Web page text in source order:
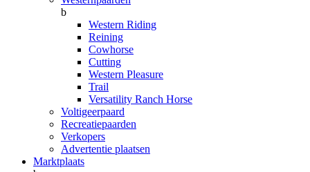
b
Western Riding
Reining
Cowhorse
Cutting
Western Pleasure
Trail
Versatility Ranch Horse
Voltigeerpaard
Recreatiepaarden
Verkopers
Advertentie plaatsen
Marktplaats